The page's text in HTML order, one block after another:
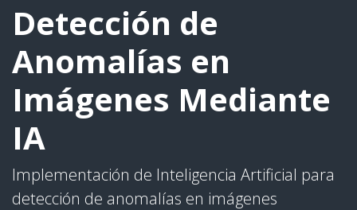
Detección de
Anomalías en
Imágenes Mediante
IA
Implementación de Inteligencia Artificial para
detección de anomalías en imágenes